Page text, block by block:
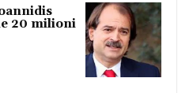
20 milioni